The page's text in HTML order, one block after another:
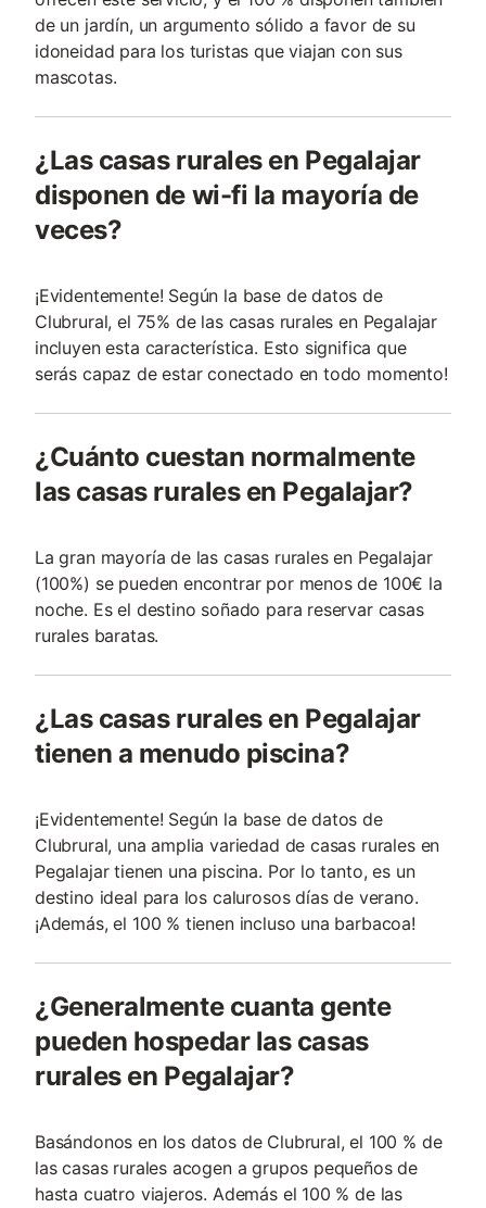
de un jardín, un argumento sólido a favor de su
idoneidad para los turistas que viajan con sus
mascotas.
¿Las casas rurales en Pegalajar
disponen de wi-fi la mayoría de
veces?
¡Evidentemente! Según la base de datos de
Clubrural, el 75% de las casas rurales en Pegalajar
incluyen esta característica. Esto significa que
serás capaz de estar conectado en todo momento!
¿Cuánto cuestan normalmente
las casas rurales en Pegalajar?
La gran mayoría de las casas rurales en Pegalajar
(100%) se pueden encontrar por menos de 100€ la
noche. Es el destino soñado para reservar casas
rurales baratas.
¿Las casas rurales en Pegalajar
tienen a menudo piscina?
¡Evidentemente! Según la base de datos de
Clubrural, una amplia variedad de casas rurales en
Pegalajar tienen una piscina. Por lo tanto, es un
destino ideal para los calurosos días de verano.
¡Además, el 100 % tienen incluso una barbacoa!
¿Generalmente cuanta gente
pueden hospedar las casas
rurales en Pegalajar?
Basándonos en los datos de Clubrural, el 100 % de
las casas rurales acogen a grupos pequeños de
hasta cuatro viajeros. Además el 100 % de las